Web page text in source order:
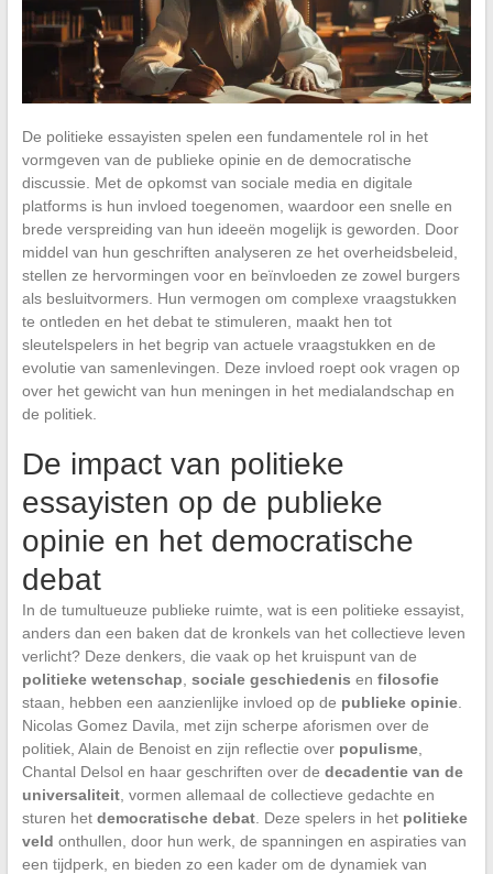
De politieke essayisten spelen een fundamentele rol in het
vormgeven van de publieke opinie en de democratische
discussie. Met de opkomst van sociale media en digitale
platforms is hun invloed toegenomen, waardoor een snelle en
brede verspreiding van hun ideeën mogelijk is geworden. Door
middel van hun geschriften analyseren ze het overheidsbeleid,
stellen ze hervormingen voor en beïnvloeden ze zowel burgers
als besluitvormers. Hun vermogen om complexe vraagstukken
te ontleden en het debat te stimuleren, maakt hen tot
sleutelspelers in het begrip van actuele vraagstukken en de
evolutie van samenlevingen. Deze invloed roept ook vragen op
over het gewicht van hun meningen in het medialandschap en
de politiek.
De impact van politieke
essayisten op de publieke
opinie en het democratische
debat
In de tumultueuze publieke ruimte, wat is een politieke essayist,
anders dan een baken dat de kronkels van het collectieve leven
verlicht? Deze denkers, die vaak op het kruispunt van de
politieke wetenschap sociale geschiedenis en filosofie
staan, hebben een aanzienlijke invloed op de publieke opinie.
Nicolas Gomez Davila, met zijn scherpe aforismen over de
politiek, Alain de Benoist en zijn reflectie over populisme,
Chantal Delsol en haar geschriften over de decadentie van de
universaliteit, vormen allemaal de collectieve gedachte en
sturen het democratische debat. Deze spelers in het politieke
veld onthullen, door hun werk, de spanningen en aspiraties van
een tijdperk, en bieden zo een kader om de dynamiek van